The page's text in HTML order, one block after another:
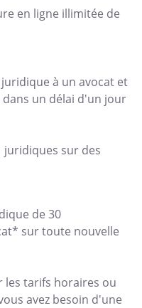
en ligne illimitée de
à un avocat et
un délai d'un jour
juridiques sur des
de 30
sur toute nouvelle
les tarifs horaires ou
avez besoin d'une